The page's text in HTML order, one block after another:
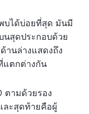
บได้บ่อยที่สุด มันมี
สุดประกอบด้วย
านล่างแสดงถึง
แตกต่างกัน
ตามด้วยรอง
ละสุดท้ายคือผู้